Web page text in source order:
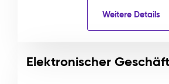
Weitere Details
Elektronischer